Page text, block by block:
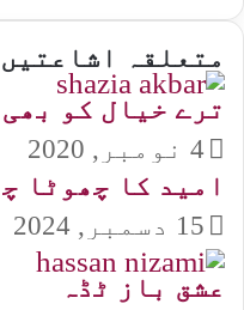
متعلقہ اشاعتیں
ترے خیال کو
4 نومبر, 2020
امید کا چھوٹا
15 دسمبر, 2024
عشق باز ٹڈہ